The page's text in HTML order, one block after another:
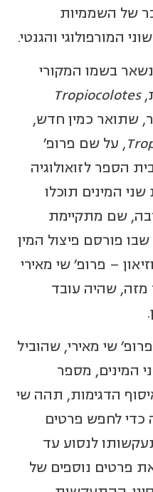
של השממיות
המורפולוגי והגנטי.
בשמו המקורי
Tropiocolotes
שתואר כמין חדש,
, על שם פרופ'
הספר לזואולוגיה
המינים תוכלו
שם מתקיימת
פורסם פיצול המין
– פרופ' שי מאירי
מזה, שהיה עובד
שי מאירי, שהוביל
המינים, מספר
הדגימות, תהה שי
כדי לחפש פרטים
לנסוע עד
פרטים נוספים של